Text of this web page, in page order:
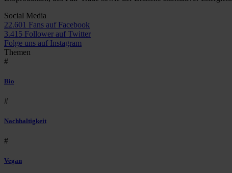
Social Media
22.601 Fans auf Facebook
3.415 Follower auf Twitter
Folge uns auf Instagram
Themen
#
Bio
#
Nachhaltigkeit
#
Vegan